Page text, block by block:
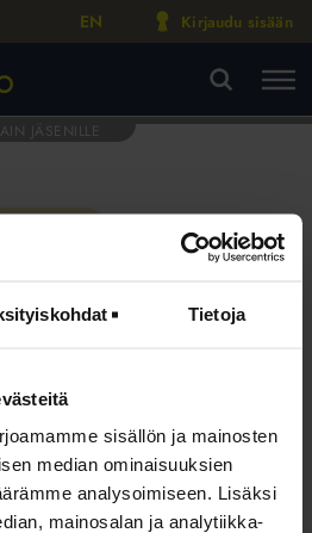
Tietoja
sisällön ja mainosten
median ominaisuuksien
analysoimiseen. Lisäksi
mainosalan ja analytiikka-
EN Kirjaudu sisään
on rajattu
jäsenyritysten